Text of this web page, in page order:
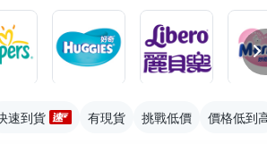
速到貨 有現貨 挑戰低價 價格低到